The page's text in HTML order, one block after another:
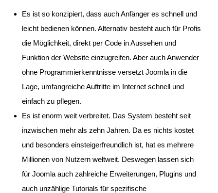
Es ist so konzipiert, dass auch Anfänger es schnell und
leicht bedienen können. Alternativ besteht auch für Profis
die Möglichkeit, direkt per Code in Aussehen und
Funktion der Website einzugreifen. Aber auch Anwender
ohne Programmierkenntnisse versetzt Joomla in die
Lage, umfangreiche Auftritte im Internet schnell und
einfach zu pflegen.
Es ist enorm weit verbreitet. Das System besteht seit
inzwischen mehr als zehn Jahren. Da es nichts kostet
und besonders einsteigerfreundlich ist, hat es mehrere
Millionen von Nutzern weltweit. Deswegen lassen sich
für Joomla auch zahlreiche Erweiterungen, Plugins und
auch unzählige Tutorials für spezifische